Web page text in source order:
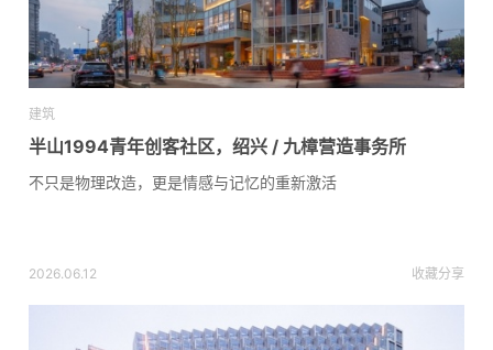
建筑
半山1994青年创客社区，绍兴 / 九樟营造事务所
不只是物理改造，更是情感与记忆的重新激活
2026.06.12 收藏分享